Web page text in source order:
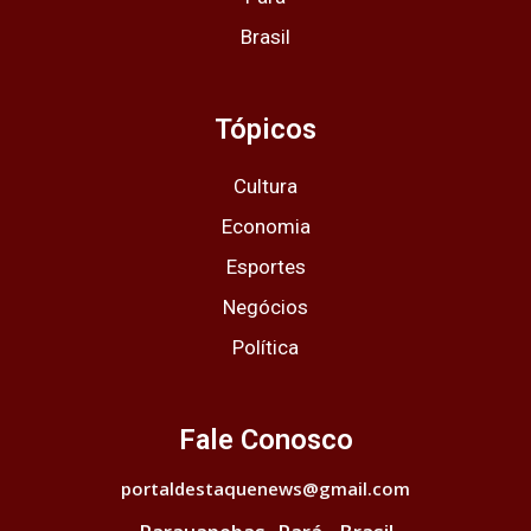
Brasil
Tópicos
Cultura
Economia
Esportes
Negócios
Política
Fale Conosco
portaldestaquenews@gmail.com